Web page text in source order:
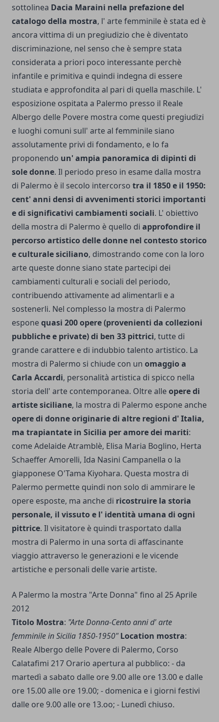
sottolinea Dacia Maraini nella prefazione del
catalogo della mostra, l' arte femminile è stata ed è
ancora vittima di un pregiudizio che è diventato
discriminazione, nel senso che è sempre stata
considerata a priori poco interessante perchè
infantile e primitiva e quindi indegna di essere
studiata e approfondita al pari di quella maschile. L'
esposizione ospitata a Palermo presso il Reale
Albergo delle Povere mostra come questi pregiudizi
e luoghi comuni sull' arte al femminile siano
assolutamente privi di fondamento, e lo fa
proponendo un' ampia panoramica di dipinti di
sole donne. Il periodo preso in esame dalla mostra
di Palermo è il secolo intercorso tra il 1850 e il 1950:
cent' anni densi di avvenimenti storici importanti
e di significativi cambiamenti sociali. L' obiettivo
della mostra di Palermo è quello di approfondire il
percorso artistico delle donne nel contesto storico
e culturale siciliano, dimostrando come con la loro
arte queste donne siano state partecipi dei
cambiamenti culturali e sociali del periodo,
contribuendo attivamente ad alimentarli e a
sostenerli. Nel complesso la mostra di Palermo
esponequasi 200 opere (provenienti da collezioni
pubbliche e private) di ben 33 pittrici, tutte di
grande carattere e di indubbio talento artistico. La
mostra di Palermo si chiude con un omaggio a
Carla Accardi, personalità artistica di spicco nella
storia dell' arte contemporanea. Oltre alleopere di
artiste siciliane, la mostra di Palermo espone anche
opere di donne originarie di altre regioni d' Italia,
ma trapiantate in Sicilia per amore dei mariti:
come Adelaide Atramblè, Elisa Maria Boglino, Herta
Schaeffer Amorelli, Ida Nasini Campanella o la
giapponese O'Tama Kiyohara. Questa mostra di
Palermo permette quindi non solo di ammirare le
opere esposte, ma anche di ricostruire la storia
personale, il vissuto e l' identità umana di ogni
pittrice. Il visitatore è quindi trasportato dalla
mostra di Palermo in una sorta di affascinante
viaggio attraverso le generazioni e le vicende
artistiche e personali delle varie artiste.
A Palermo la mostra "Arte Donna" fino al 25 Aprile
2012
Titolo Mostra: "Arte Donna-Cento anni d' arte
femminile in Sicilia 1850-1950" Location mostra:
Reale Albergo delle Povere di Palermo, Corso
Calatafimi 217 Orario apertura al pubblico: - da
martedì a sabato dalle ore 9.00 alle ore 13.00 e dalle
ore 15.00 alle ore 19.00; - domenica e i giorni festivi
dalle ore 9.00 alle ore 13.oo; - Lunedì chiuso.